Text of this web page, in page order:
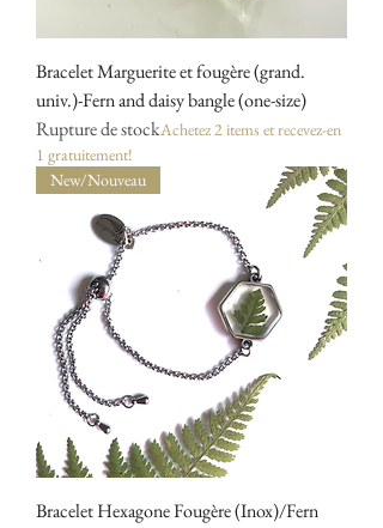
Bracelet Marguerite et fougère (grand.
univ.)-Fern and daisy bangle (one-size)
Rupture de stockAchetez 2 items et recevez-en
1 gratuitement!
New/Nouveau
Bracelet Hexagone Fougère (Inox)/Fern